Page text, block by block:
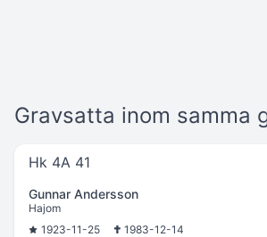
Gravsatta inom samma
Hk 4A 41
Gunnar Andersson
Hajom
1923-11-25
1983-12-14